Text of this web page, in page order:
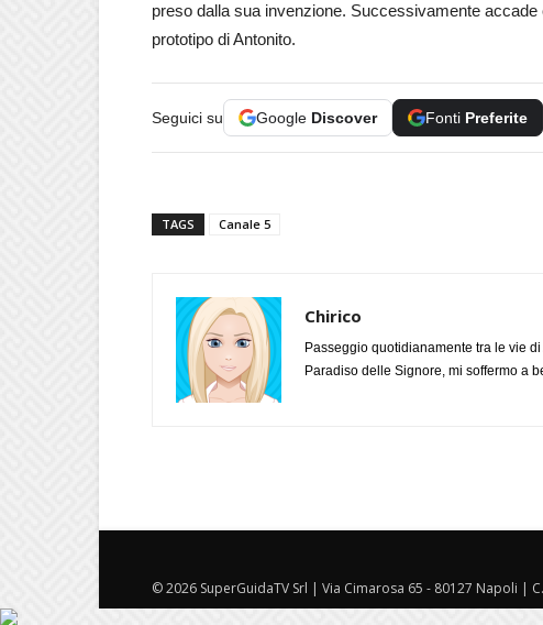
preso dalla sua invenzione. Successivamente
prototipo di Antonito.
Seguici su Google Discover Fonti Preferite
TAGS Canale 5
Chirico
Passeggio quotidianamente tra le vie
Paradiso delle Signore, mi soffermo a
© 2026 SuperGuidaTV Srl | Via Cimarosa 65 - 80127 Napoli |